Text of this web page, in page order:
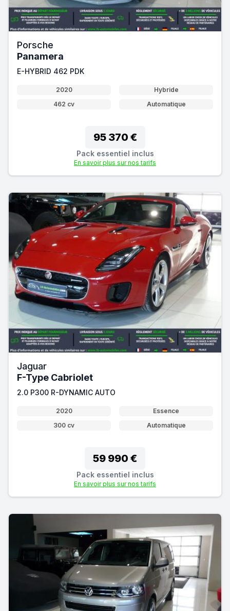
Porsche
Panamera
E-HYBRID 462 PDK
2020
Hybride
462 cv
Automatique
95 370 €
Pack essentiel inclus
En savoir plus sur nos tarifs
Jaguar
F-Type Cabriolet
2.0 P300 R-DYNAMIC AUTO
2020
Essence
300 cv
Automatique
59 990 €
Pack essentiel inclus
En savoir plus sur nos tarifs